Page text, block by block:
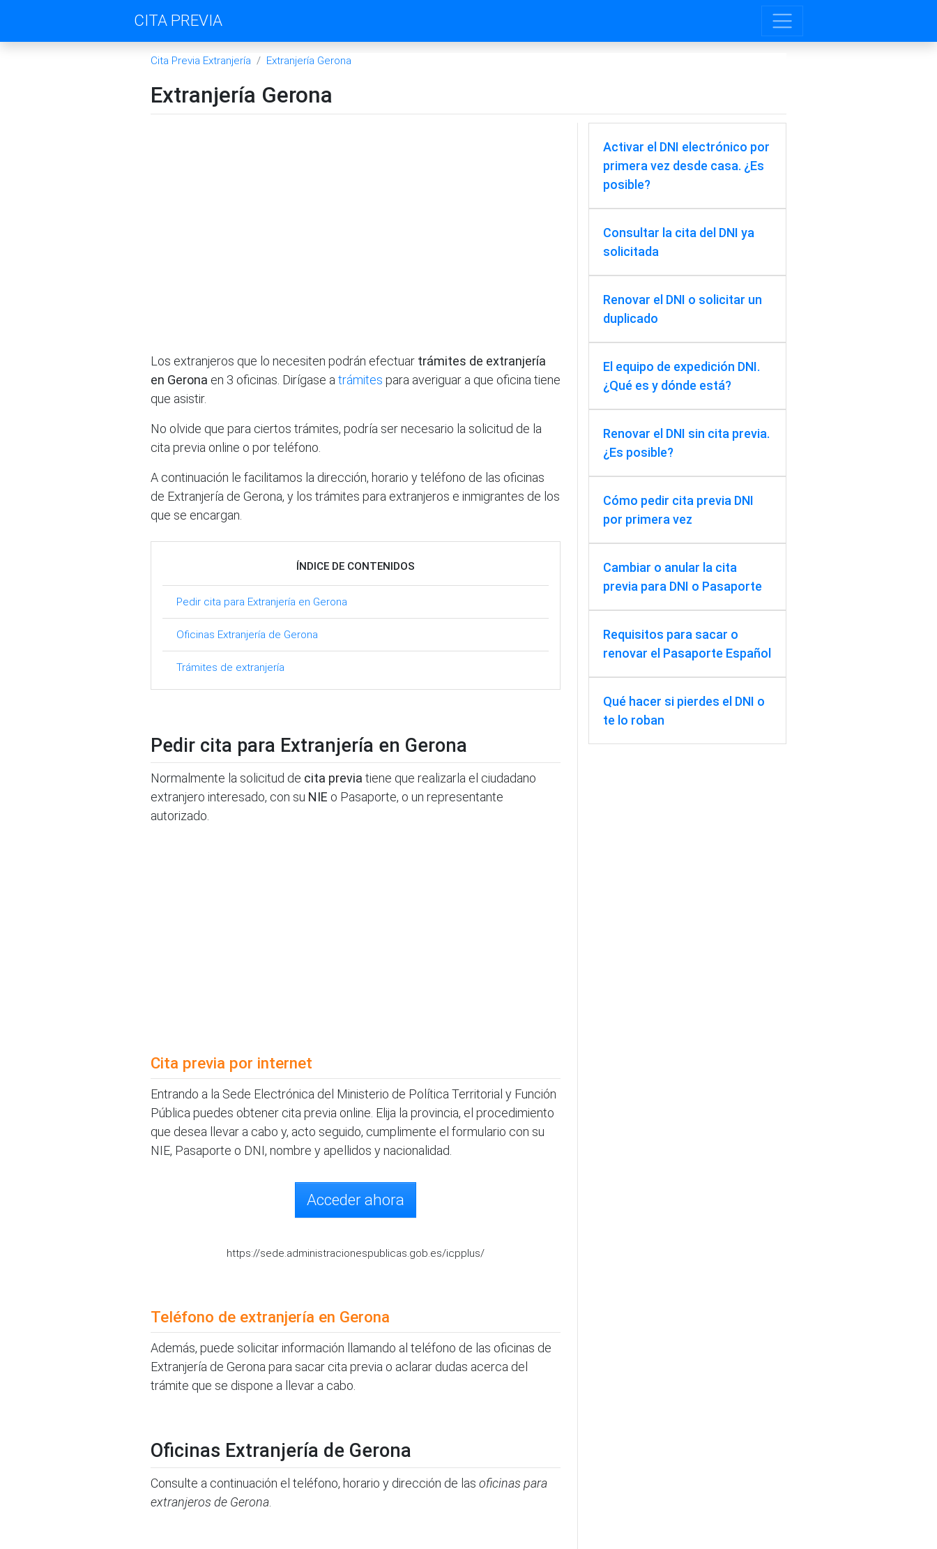
CITA PREVIA
Cita Previa Extranjería Extranjería Gerona
Extranjería Gerona
Los extranjeros que lo necesiten podrán efectuar trámites de extranjería
en Gerona en 3 oficinas. Dirígase a trámites para averiguar a que oficina tiene
que asistir.
No olvide que para ciertos trámites, podría ser necesario la solicitud de la
cita previa online o por teléfono.
A continuación le facilitamos la dirección, horario y teléfono de las oficinas
de Extranjería de Gerona, y los trámites para extranjeros e inmigrantes de los
que se encargan.
ÍNDICE DE CONTENIDOS
Pedir cita para Extranjería en Gerona
Oficinas Extranjería de Gerona
Trámites de extranjería
Pedir cita para Extranjería en Gerona
Normalmente la solicitud de cita previa tiene que realizarla el ciudadano
extranjero interesado, con su NIE o Pasaporte, o un representante
autorizado.
Cita previa por internet
Entrando a la Sede Electrónica del Ministerio de Política Territorial y Función
Pública puedes obtener cita previa online. Elija la provincia, el procedimiento
que desea llevar a cabo y, acto seguido, cumplimente el formulario con su
NIE, Pasaporte o DNI, nombre y apellidos y nacionalidad.
Acceder ahora
https://sede.administracionespublicas.gob.es/icpplus/
Teléfono de extranjería en Gerona
Además, puede solicitar información llamando al teléfono de las oficinas de
Extranjería de Gerona para sacar cita previa o aclarar dudas acerca del
trámite que se dispone a llevar a cabo.
Oficinas Extranjería de Gerona
Consulte a continuación el teléfono, horario y dirección de las oficinas para
extranjeros de Gerona
Activar el DNI electrónico por
primera vez desde casa. ¿Es
posible?
Consultar la cita del DNI ya
solicitada
Renovar el DNI o solicitar un
duplicado
El equipo de expedición DNI.
¿Qué es y dónde está?
Renovar el DNI sin cita previa.
¿Es posible?
Cómo pedir cita previa DNI
por primera vez
Cambiar o anular la cita
previa para DNI o Pasaporte
Requisitos para sacar o
renovar el Pasaporte Español
Qué hacer si pierdes el DNI o
te lo roban